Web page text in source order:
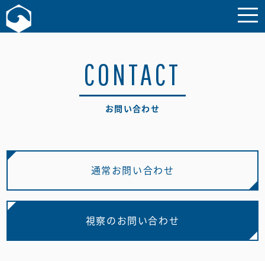
お問い合わせ
CONTACT
お問い合わせ
通常お問い合わせ
視察のお問い合わせ